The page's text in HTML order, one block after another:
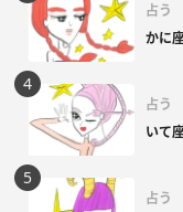
占う
かに
占う
いて
占う